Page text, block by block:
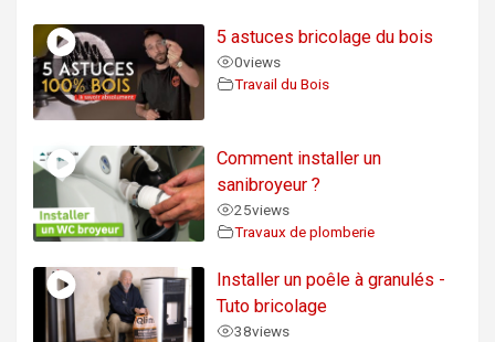
5 astuces bricolage du bois
0views
Travail du Bois
Comment installer un
sanibroyeur ?
25views
Travaux de plomberie
Installer un poêle à granulés -
Tuto bricolage
38views